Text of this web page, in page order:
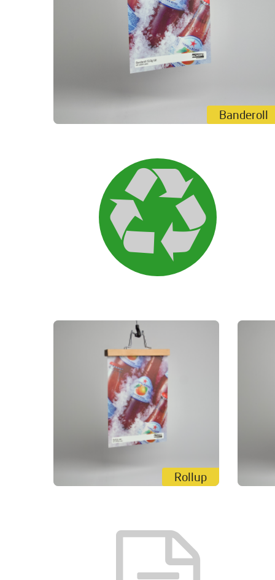
@frolunda_hc Frölunda HC
@shlofficial #CHL @sdhl.se #ackert
#tryckeri #storformat #trycksaker
Banderoll
Rollup